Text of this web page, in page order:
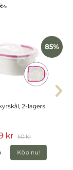
produkten.
85%
2-lagers
kr 60 kr
Köp nu!